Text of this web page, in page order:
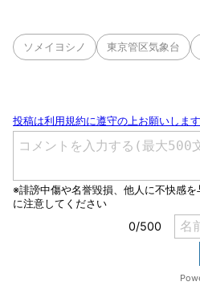
ソメイヨシノ 東京管区気象台